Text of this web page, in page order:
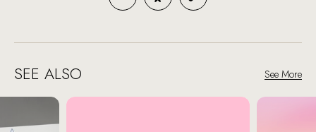
SEE ALSO See More